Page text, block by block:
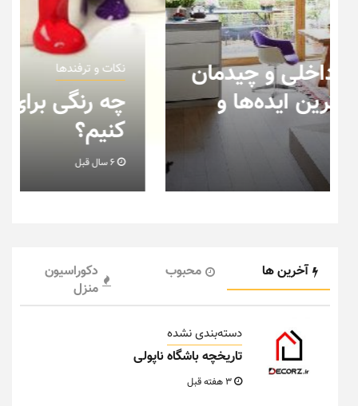
نکات و ترفندها
چه رنگی برای اتاق کار انتخاب
کنیم؟
آخرین ها محبوب
دکوراسیون
منزل
دسته‌بندی نشده
تاریخچه باشگاه ناپولی